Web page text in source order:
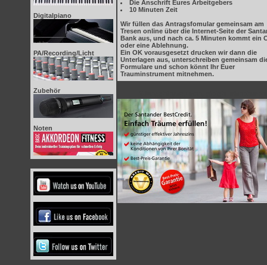
Digitalpiano
PA/Recording/Licht
Zubehör
Noten
Die Anschrift Eures Arbeitgebers
10 Minuten Zeit
Wir füllen das Antragsfomular gemeinsam am
Tresen online über die Internet-Seite der
Bank aus, und nach ca. 5 Minuten kommt ein
oder eine Ablehnung.
Ein OK vorausgesetzt drucken wir dann die
Unterlagen aus, unterschreiben gemeinsam
Formulare und schon könnt Ihr Euer
Trauminstrument mitnehmen.